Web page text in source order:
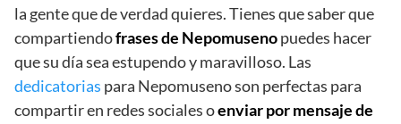
la gente que de verdad quieres. Tienes que saber que
compartiendofrases de Nepomusenopuedes hacer
que su día sea estupendo y maravilloso. Las
dedicatorias para Nepomuseno son perfectas para
compartir en redes sociales oenviar por mensaje de